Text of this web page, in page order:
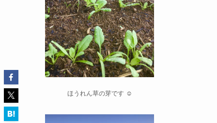
ほうれん草の芽です ☺️